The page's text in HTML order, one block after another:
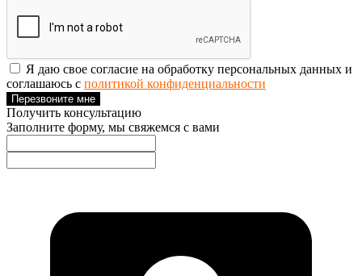
Я даю свое согласие на обработку персональных данных и
соглашаюсь с политикой конфиденциальности
Перезвоните мне
Получить консультацию
Заполните форму, мы свяжемся с вами